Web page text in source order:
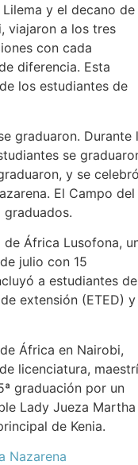
y el decano de
viajaron a los tres
con cada
diferencia. Esta
los estudiantes de
graduaron. Durante
se
y se
El Campo del
de África Lusofona,
julio con 15
a estudiantes de
extensión (ETED) y
África en Nairobi,
licenciatura,
graduación por un
Lady Jueza Martha
de Kenia.
Nazarena